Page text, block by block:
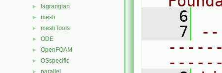
► lagrangian
► mesh
► meshTools
► ODE
► OpenFOAM
► OSspecific
parallel
    6
    7